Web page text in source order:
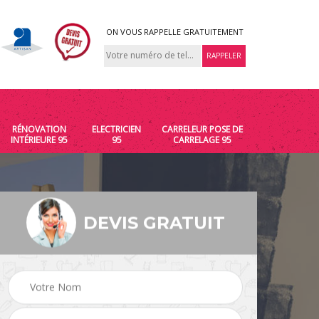
ON VOUS RAPPELLE GRATUITEMENT
RÉNOVATION
INTÉRIEURE 95
ELECTRICIEN
95
CARRELEUR POSE DE
CARRELAGE 95
DEVIS GRATUIT